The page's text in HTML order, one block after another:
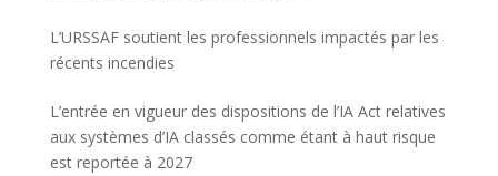
L’URSSAF soutient les professionnels impactés par les
récents incendies
L’entrée en vigueur des dispositions de l’IA Act relatives
aux systèmes d’IA classés comme étant à haut risque
est reportée à 2027